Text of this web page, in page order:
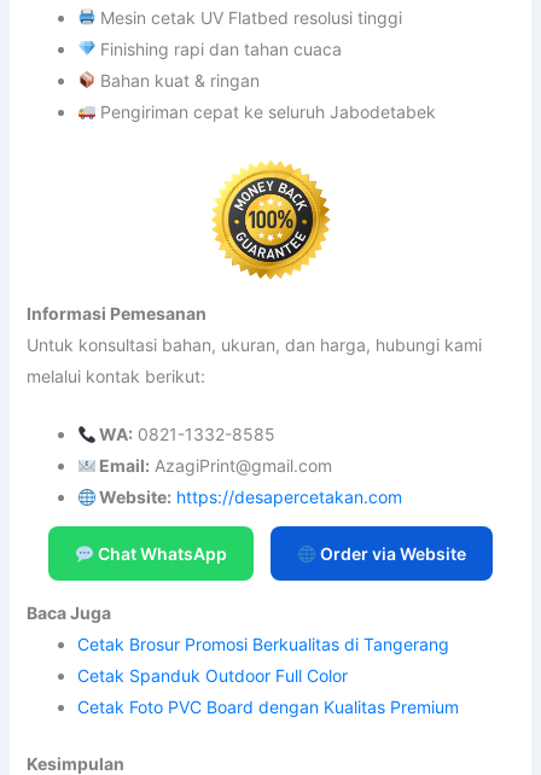
Mesin cetak UV Flatbed resolusi tinggi
Finishing rapi dan tahan cuaca
Bahan kuat & ringan
Pengiriman cepat ke seluruh Jabodetabek
Informasi Pemesanan
Untuk konsultasi bahan, ukuran, dan harga, hubungi kami
melalui kontak berikut:
WA: 0821-1332-8585
Email: AzagiPrint@gmail.com
Website: https://desapercetakan.com
Chat WhatsApp Order via Website
Baca Juga
Cetak Brosur Promosi Berkualitas di Tangerang
Cetak Spanduk Outdoor Full Color
Cetak Foto PVC Board dengan Kualitas Premium
Kesimpulan